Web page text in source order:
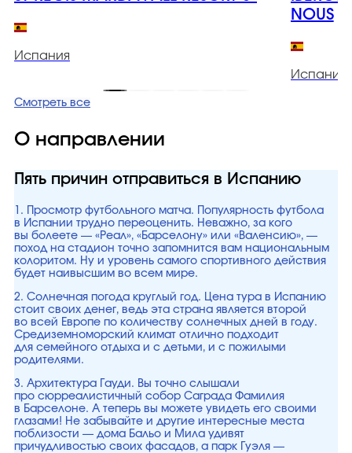
Испания
NOUS
Испания
Смотреть все
О направлении
Пять причин отправиться в Испанию
1. Просмотр футбольного матча. Популярность футбола
в Испании трудно переоценить. Неважно, за кого
вы болеете — «Реал», «Барселону» или «Валенсию», —
поход на стадион точно запомнится вам национальным
колоритом. Ну и уровень самого спортивного действия
будет наивысшим во всем мире.
2. Солнечная погода круглый год. Цена тура в Испанию
стоит своих денег, ведь эта страна является второй
во всей Европе по количеству солнечных дней в году.
Средиземноморский климат отлично подходит
для семейного отдыха и с детьми, и с пожилыми
родителями.
3. Архитектура Гауди. Вы точно слышали
про сюрреалистичный собор Саграда Фамилия
в Барселоне. А теперь вы можете увидеть его своими
глазами! Не забывайте и другие интересные места
поблизости — дома Бальо и Мила удивят
причудливостью своих фасадов, а парк Гуэля —